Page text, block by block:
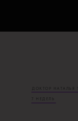
ДОКТОР НАТАЛЬЯ
7 НЕДЕЛЬ